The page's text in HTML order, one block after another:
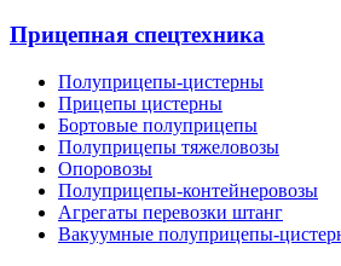
Прицепная спецтехника
Полуприцепы-цистерны
Прицепы цистерны
Бортовые полуприцепы
Полуприцепы тяжеловозы
Опоровозы
Полуприцепы-контейнеровозы
Агрегаты перевозки штанг
Вакуумные полуприцепы-